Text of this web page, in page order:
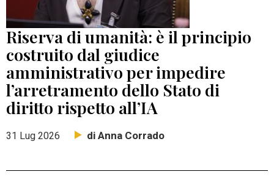
Riserva di umanità: è il principio
costruito dal giudice
amministrativo per impedire
l’arretramento dello Stato di
diritto rispetto all’IA
31 Lug 2026 di Anna Corrado